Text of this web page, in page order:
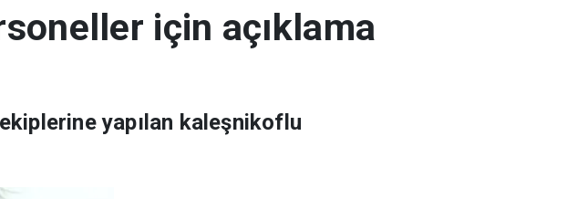
için açıklama
yapılan kaleşnikoflu